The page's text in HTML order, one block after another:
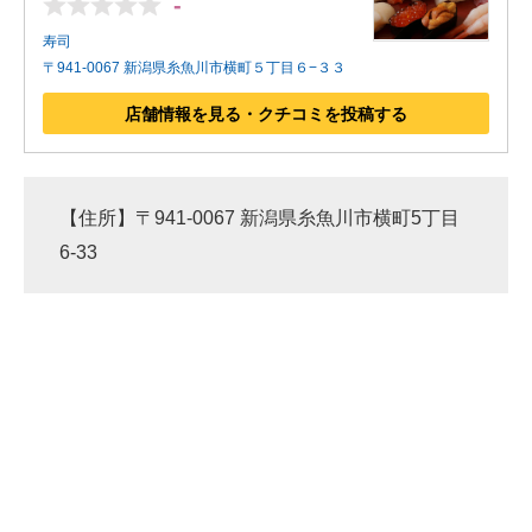
寿司
〒941-0067 新潟県糸魚川市横町５丁目６−３３
店舗情報を見る・クチコミを投稿する
【住所】〒941-0067 新潟県糸魚川市横町5丁目
6-33